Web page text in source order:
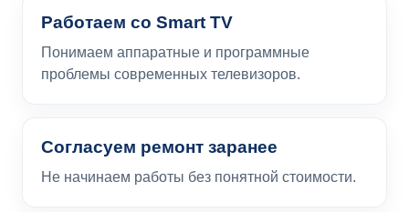
Работаем со Smart TV
Понимаем аппаратные и программные
проблемы современных телевизоров.
Согласуем ремонт заранее
Не начинаем работы без понятной стоимости.